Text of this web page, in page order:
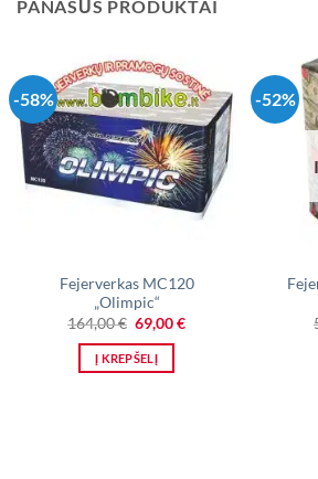
PANAŠŪS PRODUKTAI
-58%
Fejerverkas MC120
„Olimpic“
164,00€ Original
price
was:
164,00 €.
69,00€Current
Į KREPŠELĮ
-52%